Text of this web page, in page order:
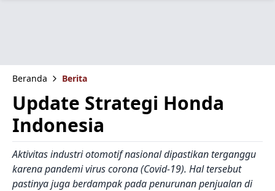
Beranda Berita
Update Strategi Honda
Indonesia
Aktivitas industri otomotif nasional dipastikan terganggu
karena pandemi virus corona (Covid-19). Hal tersebut
pastinya juga berdampak pada penurunan penjualan di